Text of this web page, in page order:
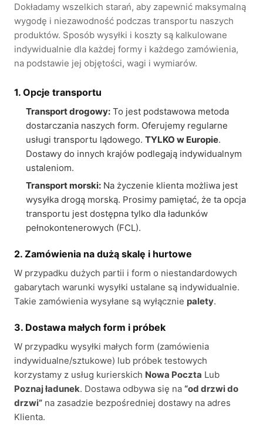
Dokładamy wszelkich starań, aby zapewnić maksymalną
wygodę i niezawodność podczas transportu naszych
produktów. Sposób wysyłki i koszty są kalkulowane
indywidualnie dla każdej formy i każdego zamówienia,
na podstawie jej objętości, wagi i wymiarów.
1. Opcje transportu
Transport drogowy: To jest podstawowa metoda
dostarczania naszych form. Oferujemy regularne
usługi transportu lądowego. TYLKO w Europie.
Dostawy do innych krajów podlegają indywidualnym
ustaleniom.
Transport morski: Na życzenie klienta możliwa jest
wysyłka drogą morską. Prosimy pamiętać, że ta opcja
transportu jest dostępna tylko dla ładunków
pełnokontenerowych (FCL).
2. Zamówienia na dużą skalę i hurtowe
W przypadku dużych partii i form o niestandardowych
gabarytach warunki wysyłki ustalane są indywidualnie.
Takie zamówienia wysyłane są wyłącznie palety.
3. Dostawa małych form i próbek
W przypadku wysyłki małych form (zamówienia
indywidualne/sztukowe) lub próbek testowych
korzystamy z usług kurierskich Nowa Poczta Lub
Poznaj ładunek. Dostawa odbywa się na “od drzwi do
drzwi” na zasadzie bezpośredniej dostawy na adres
Klienta.